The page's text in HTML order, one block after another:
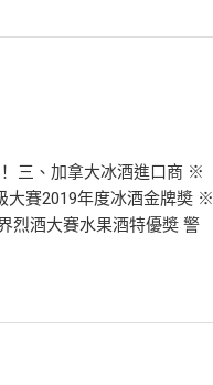
三、加拿大冰酒進口商 ※
大賽2019年度冰酒金牌奬 ※
烈酒大賽水果酒特優奬 警